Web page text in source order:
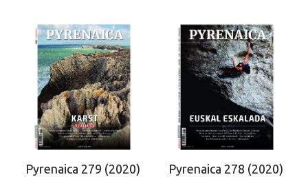
Pyrenaica 279 (2020) Pyrenaica 278 (2020)